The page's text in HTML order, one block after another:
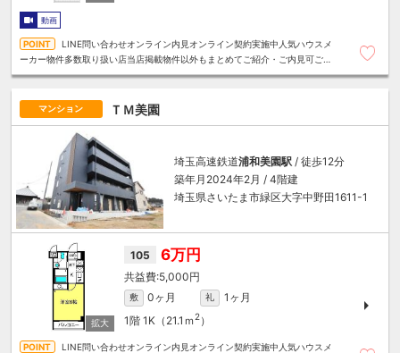
動画
LINE問い合わせオンライン内見オンライン契約実施中人気ハウスメ
ーカー物件多数取り扱い店当店掲載物件以外もまとめてご紹介・ご内見可ご予
マンション ＴＭ美園
埼玉高速鉄道浦和美園駅 / 徒歩12分
築年月2024年2月 / 4階建
埼玉県さいたま市緑区大字中野田1611-1
105 6万円
5,000円
敷 0ヶ月 礼
1ヶ月
1階 1K（21.1ｍ 2）
LINE問い合わせオンライン内見オンライン契約実施中人気ハウスメ